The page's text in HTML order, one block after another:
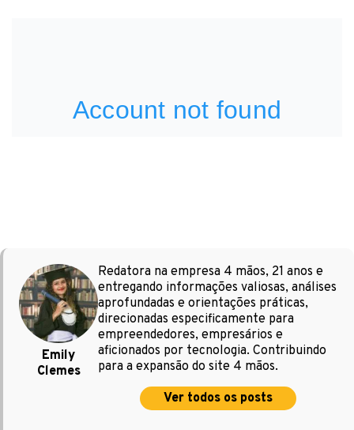
Emily
Clemes
Redatora na empresa 4 mãos, 21 anos e
entregando informações valiosas, análises
aprofundadas e orientações práticas,
direcionadas especificamente para
empreendedores, empresários e
aficionados por tecnologia. Contribuindo
para a expansão do site 4 mãos.
Ver todos os posts